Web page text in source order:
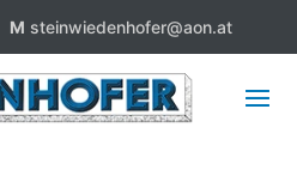
M steinwiedenhofer@aon.at